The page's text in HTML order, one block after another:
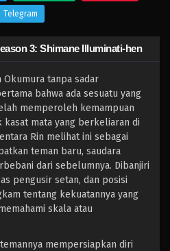
Telegram
3: Shimane Illuminati-hen
Okumura tanpa sadar
bahwa ada sesuatu yang
memperoleh kemampuan
mata yang berkeliaran di
Rin melihat ini sebagai
teman baru, saudara
dari sebelumnya. Dibanjiri
pengusir setan, dan posisi
tentang kekuatannya yang
skala atau
mempersiapkan diri